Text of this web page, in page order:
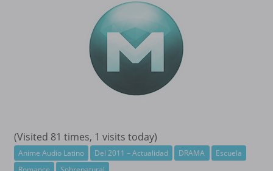
(Visited 81 times, 1 visits today)
Anime Audio Latino Del 2011 – Actualidad DRAMA
Escuela